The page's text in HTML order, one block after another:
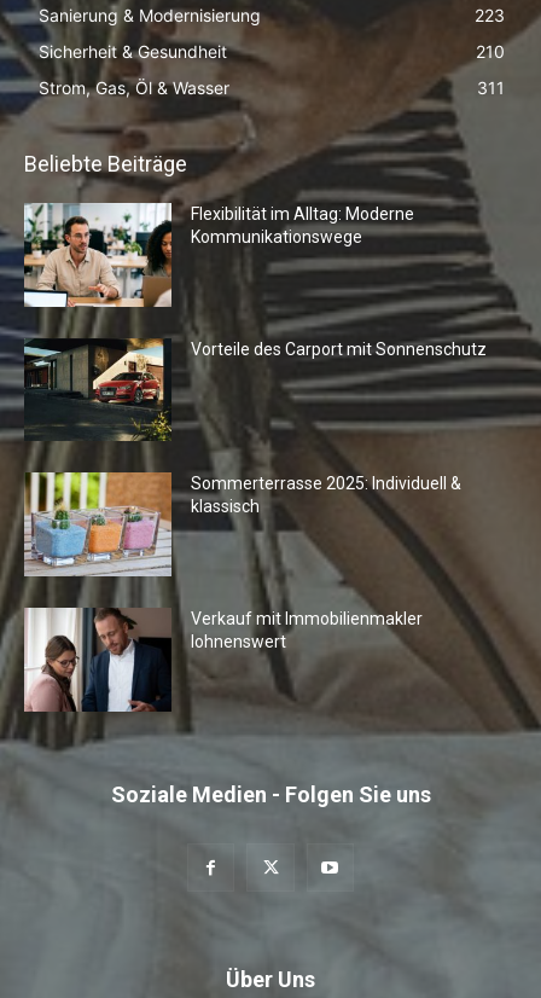
Sanierung & Modernisierung
223
Sicherheit & Gesundheit
210
Strom, Gas, Öl & Wasser
311
Beliebte Beiträge
Flexibilität im Alltag: Moderne
Kommunikationswege
Vorteile des Carport mit Sonnenschutz
Sommerterrasse 2025: Individuell &
klassisch
Verkauf mit Immobilienmakler
lohnenswert
Soziale Medien - Folgen Sie uns
Über Uns